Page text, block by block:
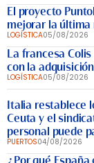
El proyecto
mejorar la
LOGÍSTICA05/08/2026
La francesa
con la
LOGÍSTICA05/08/2026
Italia restablece
Ceuta y el
personal puede
PUERTOS04/08/2026